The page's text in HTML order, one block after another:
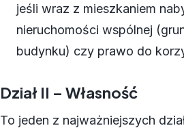
jeśli wraz z mieszkaniem
nieruchomości wspólnej
budynku) czy prawo do
Dział II – Własność
To jeden z najważniejszych